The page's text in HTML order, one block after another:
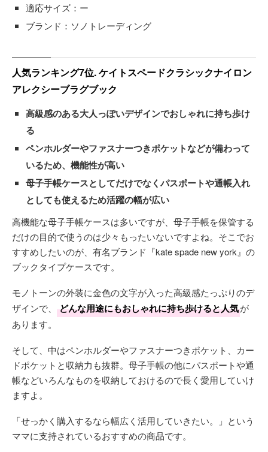
適応サイズ：ー
ブランド：ソノトレーディング
人気ランキング7位. ケイトスペードクラシックナイロン
アレクシーブラグブック
高級感のある大人っぽいデザインでおしゃれに持ち歩け
る
ペンホルダーやファスナーつきポケットなどが備わって
いるため、機能性が高い
母子手帳ケースとしてだけでなくパスポートや通帳入れ
としても使えるため活躍の幅が広い
高機能な母子手帳ケースは多いですが、母子手帳を保管する
だけの目的で使うのは少々もったいないですよね。そこでお
すすめしたいのが、有名ブランド『kate spade new york』の
ブックタイプケースです。
モノトーンの外装に金色の文字が入った高級感たっぷりのデ
ザインで、
どんな用途にもおしゃれに持ち歩けると人気が
あります。
そして、中はペンホルダーやファスナーつきポケット、カー
ドポケットと収納力も抜群。母子手帳の他にパスポートや通
帳などいろんなものを収納しておけるので長く愛用していけ
ますよ。
「せっかく購入するなら幅広く活用していきたい。」という
ママに支持されているおすすめの商品です。